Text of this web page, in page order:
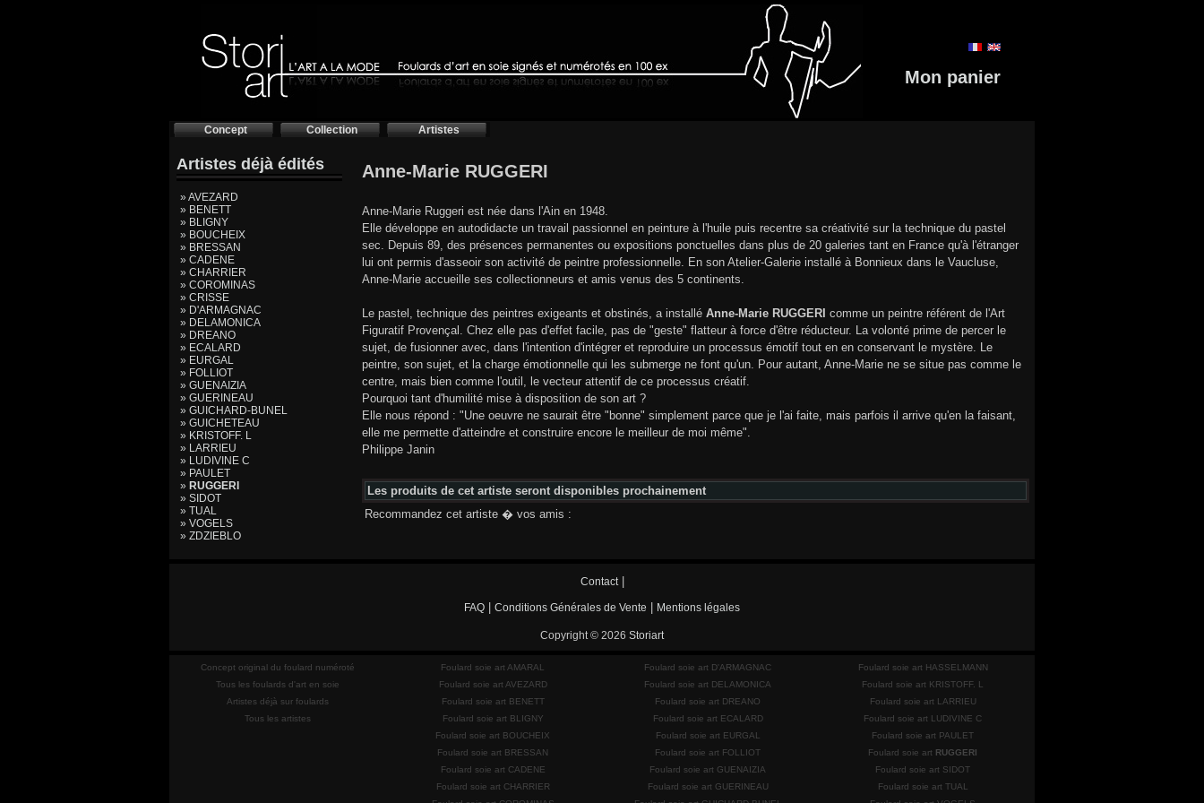
Mon panier
Concept Collection Artistes
Artistes déjà édités
» AVEZARD
» BENETT
» BLIGNY
» BOUCHEIX
» BRESSAN
» CADENE
» CHARRIER
» COROMINAS
» CRISSE
» D'ARMAGNAC
» DELAMONICA
» DREANO
» ECALARD
» EURGAL
» FOLLIOT
» GUENAIZIA
» GUERINEAU
» GUICHARD-BUNEL
» GUICHETEAU
» KRISTOFF. L
» LARRIEU
» LUDIVINE C
» PAULET
» RUGGERI
» SIDOT
» TUAL
» VOGELS
» ZDZIEBLO
Anne-Marie RUGGERI
Anne-Marie Ruggeri est née dans l'Ain en 1948.
Elle développe en autodidacte un travail passionnel en peinture à l'huile puis recentre sa créativité sur la technique du pastel
sec. Depuis 89, des présences permanentes ou expositions ponctuelles dans plus de 20 galeries tant en France qu'à l'étranger
lui ont permis d'asseoir son activité de peintre professionnelle. En son Atelier-Galerie installé à Bonnieux dans le Vaucluse,
Anne-Marie accueille ses collectionneurs et amis venus des 5 continents.
Le pastel, technique des peintres exigeants et obstinés, a installé Anne-Marie RUGGERI comme un peintre référent de l'Art
Figuratif Provençal. Chez elle pas d'effet facile, pas de "geste" flatteur à force d'être réducteur. La volonté prime de percer le
sujet, de fusionner avec, dans l'intention d'intégrer et reproduire un processus émotif tout en en conservant le mystère. Le
peintre, son sujet, et la charge émotionnelle qui les submerge ne font qu'un. Pour autant, Anne-Marie ne se situe pas comme le
centre, mais bien comme l'outil, le vecteur attentif de ce processus créatif.
Pourquoi tant d'humilité mise à disposition de son art ?
Elle nous répond : "Une oeuvre ne saurait être "bonne" simplement parce que je l'ai faite, mais parfois il arrive qu'en la faisant,
elle me permette d'atteindre et construire encore le meilleur de moi même".
Philippe Janin
Les produits de cet artiste seront disponibles prochainement
Recommandez cet artiste � vos amis :
Contact|
FAQ Conditions Générales de Vente Mentions légales
Copyright © 2026 Storiart
Concept original du foulard numéroté
Tous les foulards d'art en soie
Artistes déjà sur foulards
Tous les artistes
Foulard soie art AMARAL
Foulard soie art AVEZARD
Foulard soie art BENETT
Foulard soie art BLIGNY
Foulard soie art BOUCHEIX
Foulard soie art BRESSAN
Foulard soie art CADENE
Foulard soie art CHARRIER
Foulard soie art D'ARMAGNAC
Foulard soie art DELAMONICA
Foulard soie art DREANO
Foulard soie art ECALARD
Foulard soie art EURGAL
Foulard soie art FOLLIOT
Foulard soie art GUENAIZIA
Foulard soie art GUERINEAU
Foulard soie art HASSELMANN
Foulard soie art KRISTOFF. L
Foulard soie art LARRIEU
Foulard soie art LUDIVINE C
Foulard soie art PAULET
Foulard soie art RUGGERI
Foulard soie art SIDOT
Foulard soie art TUAL